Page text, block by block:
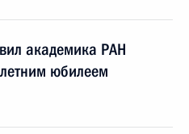
академика РАН
юбилеем